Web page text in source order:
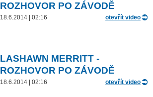
ROZHOVOR PO ZÁVODĚ
18.6.2014 | 02:16 otevřít video
LASHAWN MERRITT -
ROZHOVOR PO ZÁVODĚ
18.6.2014 | 02:16 otevřít video